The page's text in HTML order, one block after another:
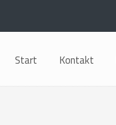
Start Kontakt